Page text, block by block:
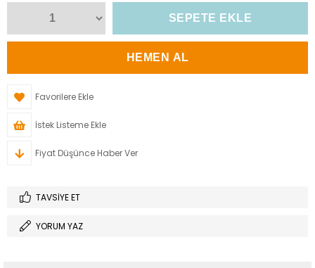
Favorilere Ekle
İstek Listeme Ekle
Fiyat Düşünce Haber Ver
TAVSIYE ET
YORUM YAZ